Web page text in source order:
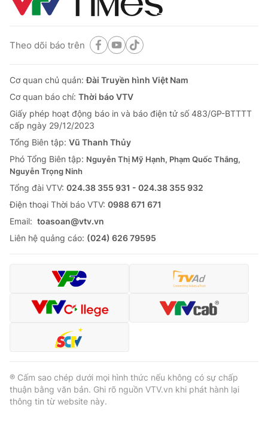
Emagazine Podcast
Photo Infographic
Video Shorts video
VTV Money VTV Thể thao
VTV Sức khoẻ Bất động sản
Thị trường 24h Tấm lòng Việt
VTV4
Liên hệ tòa soạn
THỜI BÁO VTV
Theo dõi báo trên
Theo dõi báo trên
Cơ quan chủ quản:Đài Truyền hình Việt Nam
Cơ quan báo chí: Thời báo VTV
Giấy phép hoạt động báo in và báo điện tử số 483/GP-BTTTT
cấp ngày 29/12/2023
Tổng Biên tập: Vũ Thanh Thủy
Phó Tổng Biên tập: Nguyễn Thị Mỹ Hạnh, Phạm Quốc Thắng,
Nguyễn Trọng Ninh
Tổng đài VTV: 024.38 355 931 - 024.38 355 932
Ðiện thoại Thời báo VTV: 0988 671 671
Email: toasoan@vtv.vn
Liên hệ quảng cáo: (024) 626 79595
® Cấm sao chép dưới mọi hình thức nếu không có sự chấp
thuận bằng văn bản. Ghi rõ nguồn VTV.vn khi phát hành lại
thông tin từ website này.